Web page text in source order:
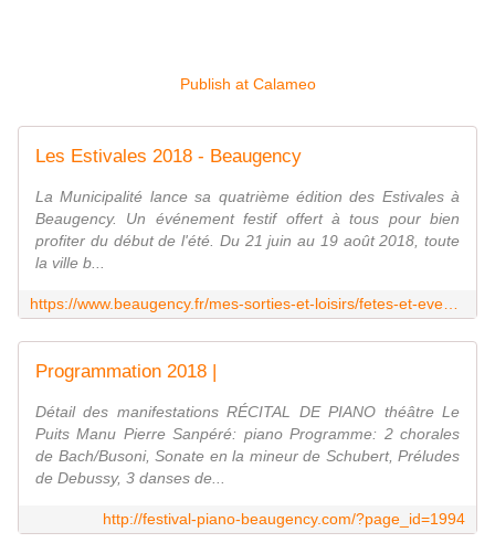
Publish at Calameo
Les Estivales 2018 - Beaugency
La Municipalité lance sa quatrième édition des Estivales à
Beaugency. Un événement festif offert à tous pour bien
profiter du début de l'été. Du 21 juin au 19 août 2018, toute
la ville b...
Programmation 2018 |
Détail des manifestations RÉCITAL DE PIANO théâtre Le
Puits Manu Pierre Sanpéré: piano Programme: 2 chorales
de Bach/Busoni, Sonate en la mineur de Schubert, Préludes
de Debussy, 3 danses de...
http://festival-piano-beaugency.com/?page_id=1994